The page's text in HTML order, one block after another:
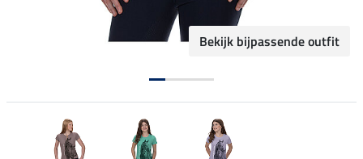
Bekijk bijpassende outfit